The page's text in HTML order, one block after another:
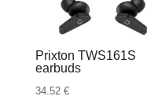
Prixton TWS161S
earbuds
34.52 €